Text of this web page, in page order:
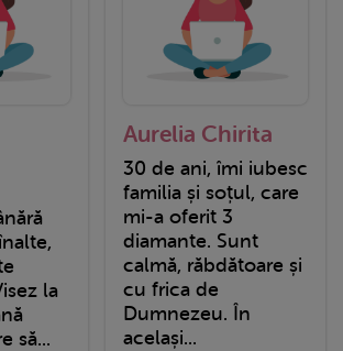
la
să...
Aurelia Chirita
30 de ani, îmi iubesc
familia și soțul, care
mi-a oferit 3
diamante. Sunt
calmă, răbdătoare și
cu frica de
Dumnezeu. În
același...